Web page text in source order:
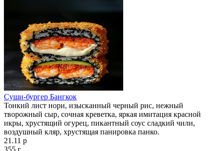
Суши-бургер Бангкок
Тонкий лист нори, изысканный черный рис, нежный
творожный сыр, сочная креветка, яркая имитация красной
икры, хрустящий огурец, пикантный соус сладкий чили,
воздушный кляр, хрустящая панировка панко.
21.11 р
355 г